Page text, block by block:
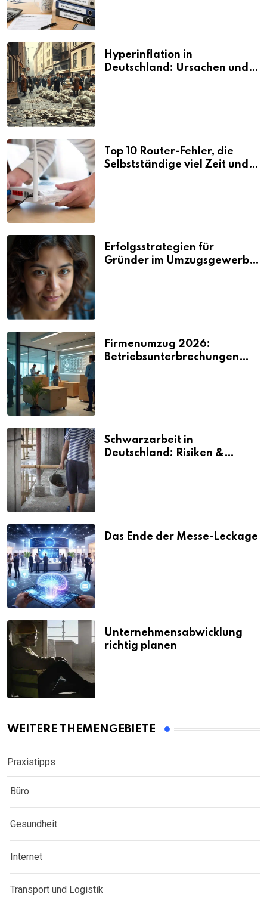
Hyperinflation in
Deutschland: Ursachen und
Top 10 Router-Fehler, die
Selbstständige viel Zeit und
Erfolgsstrategien für
Gründer im Umzugsgewerbe
Firmenumzug 2026:
Betriebsunterbrechungen
Schwarzarbeit in
Deutschland: Risiken &
Das Ende der Messe-Leckage
Unternehmensabwicklung
richtig planen
WEITERE THEMENGEBIETE
Praxistipps
Büro
Gesundheit
Internet
Transport und Logistik